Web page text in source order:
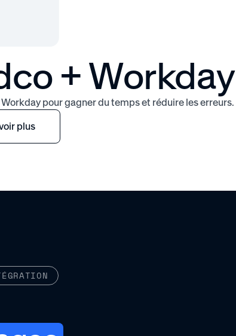
+ Workday
pour gagner du temps et réduire les erreurs.
plus